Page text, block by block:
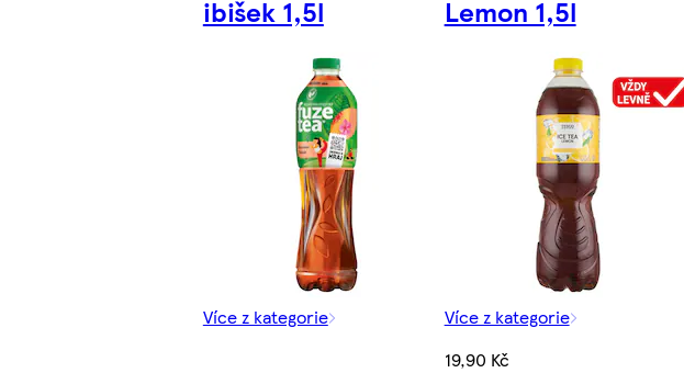
ibišek 1,5l
Více z kategorie
Lemon 1,5l
Více z kategorie
19,90 Kč